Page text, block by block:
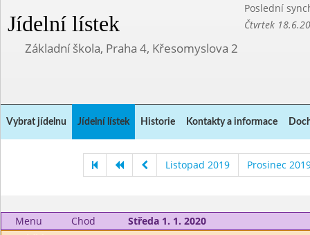
Jídelní lístek
Poslední
Čtvrtek
Základní škola, Praha 4, Křesomyslova 2
Vybrat jídelnu Jídelní lístek Historie Kontakty a informace
Listopad 2019 Prosinec
Menu Chod
Středa 1. 1. 2020